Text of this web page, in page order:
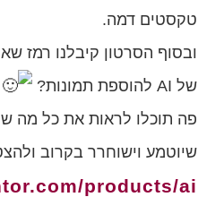
טקסטים דמה.
ובסוף הסרטון קיבלנו רמז
של AI להוספת תמונות?
שיוטמע וישוחרר בקרוב
products/ai/